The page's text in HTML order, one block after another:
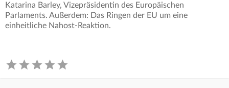
Katarina Barley, Vizepräsidentin des Europäischen
Parlaments. Außerdem: Das Ringen der EU um eine
einheitliche Nahost-Reaktion.